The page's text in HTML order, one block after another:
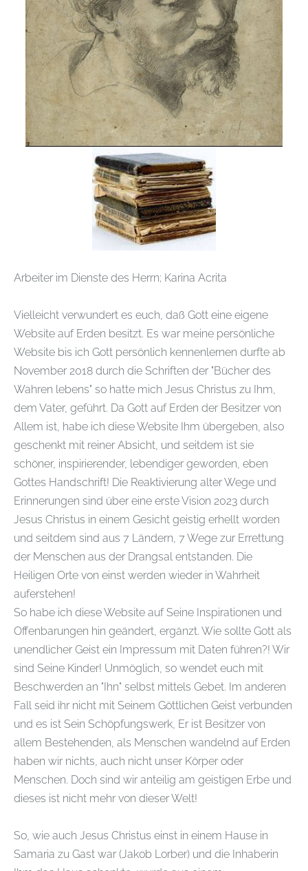
Arbeiter im Dienste des Herrn; Karina Acrita
Vielleicht verwundert es euch, daß Gott eine eigene
Website auf Erden besitzt. Es war meine persönliche
Website bis ich Gott persönlich kennenlernen durfte ab
November 2018 durch die Schriften der "Bücher des
Wahren lebens" so hatte mich Jesus Christus zu Ihm,
dem Vater, geführt. Da Gott auf Erden der Besitzer von
Allem ist, habe ich diese Website Ihm übergeben, also
geschenkt mit reiner Absicht, und seitdem ist sie
schöner, inspirierender, lebendiger geworden, eben
Gottes Handschrift! Die Reaktivierung alter Wege und
Erinnerungen sind über eine erste Vision 2023 durch
Jesus Christus in einem Gesicht geistig erhellt worden
und seitdem sind aus 7 Ländern, 7 Wege zur Errettung
der Menschen aus der Drangsal entstanden. Die
Heiligen Orte von einst werden wieder in Wahrheit
auferstehen!
So habe ich diese Website auf Seine Inspirationen und
Offenbarungen hin geändert, ergänzt. Wie sollte Gott als
unendlicher Geist ein Impressum mit Daten führen?! Wir
sind Seine Kinder! Unmöglich, so wendet euch mit
Beschwerden an "Ihn" selbst mittels Gebet. Im anderen
Fall seid ihr nicht mit Seinem Göttlichen Geist verbunden
und es ist Sein Schöpfungswerk, Er ist Besitzer von
allem Bestehenden, als Menschen wandelnd auf Erden
haben wir nichts, auch nicht unser Körper oder
Menschen. Doch sind wir anteilig am geistigen Erbe und
dieses ist nicht mehr von dieser Welt!
So, wie auch Jesus Christus einst in einem Hause in
Samaria zu Gast war (Jakob Lorber) und die Inhaberin